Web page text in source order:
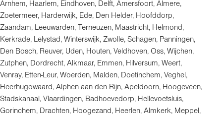
Arnhem, Haarlem, Eindhoven, Delft, Amersfoort, Almere,
Zoetermeer, Harderwijk, Ede, Den Helder, Hoofddorp,
Zaandam, Leeuwarden, Terneuzen, Maastricht, Helmond,
Kerkrade, Lelystad, Winterswijk, Zwolle, Schagen, Panningen,
Den Bosch, Reuver, Uden, Houten, Veldhoven, Oss, Wijchen,
Zutphen, Dordrecht, Alkmaar, Emmen, Hilversum, Weert,
Venray, Etten-Leur, Woerden, Malden, Doetinchem, Veghel,
Heerhugowaard, Alphen aan den Rijn, Apeldoorn, Hoogeveen,
Stadskanaal, Vlaardingen, Badhoevedorp, Hellevoetsluis,
Gorinchem, Drachten, Hoogezand, Heerlen, Almkerk, Meppel,